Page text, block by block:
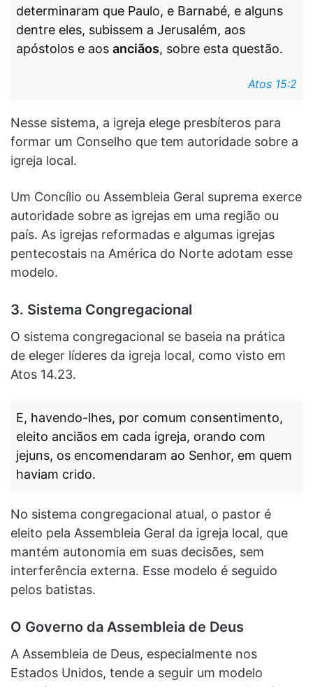
determinaram que Paulo, e Barnabé, e alguns
dentre eles, subissem a Jerusalém, aos
apóstolos e aos anciãos, sobre esta questão.
Atos 15:2
Nesse sistema, a igreja elege presbíteros para
formar um Conselho que tem autoridade sobre a
igreja local.
Um Concílio ou Assembleia Geral suprema exerce
autoridade sobre as igrejas em uma região ou
país. As igrejas reformadas e algumas igrejas
pentecostais na América do Norte adotam esse
modelo.
3. Sistema Congregacional
O sistema congregacional se baseia na prática
de eleger líderes da igreja local, como visto em
Atos 14.23.
E, havendo-lhes, por comum consentimento,
eleito anciãos em cada igreja, orando com
jejuns, os encomendaram ao Senhor, em quem
haviam crido.
No sistema congregacional atual, o pastor é
eleito pela Assembleia Geral da igreja local, que
mantém autonomia em suas decisões, sem
interferência externa. Esse modelo é seguido
pelos batistas.
O Governo da Assembleia de Deus
A Assembleia de Deus, especialmente nos
Estados Unidos, tende a seguir um modelo